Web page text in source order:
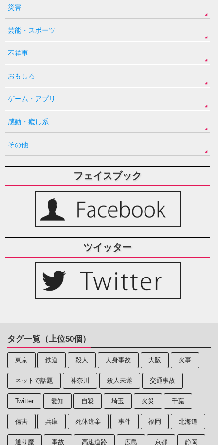
災害
芸能・スポーツ
不祥事
おもしろ
ゲーム・アプリ
感動・癒し系
その他
フェイスブック
ツイッター
タグ一覧（上位50個）
東京 鉄道 殺人 人身事故 大阪 火事
ネットで話題 神奈川 殺人未遂 交通事故
Twitter 愛知 自殺 埼玉 火災 千葉
傷害 兵庫 死体遺棄 事件 福岡 北海道
通り魔 事故 高速道路 広島 京都 静岡